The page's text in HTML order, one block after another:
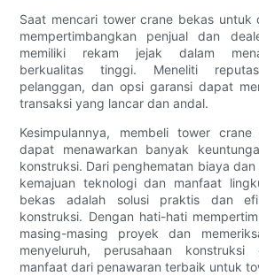
Saat mencari tower crane bekas untuk
mempertimbangkan penjual dan
memiliki rekam jejak dalam
berkualitas tinggi. Meneliti
pelanggan, dan opsi garansi dapat
transaksi yang lancar dan andal.
Kesimpulannya, membeli tower
dapat menawarkan banyak
konstruksi. Dari penghematan biaya
kemajuan teknologi dan manfaat
bekas adalah solusi praktis dan
konstruksi. Dengan hati-hati
masing-masing proyek dan
menyeluruh, perusahaan konstruksi
manfaat dari penawaran terbaik untuk